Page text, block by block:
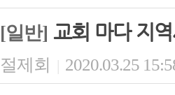
[일반] 교회 마다 지
절제회 | 2020.03.25